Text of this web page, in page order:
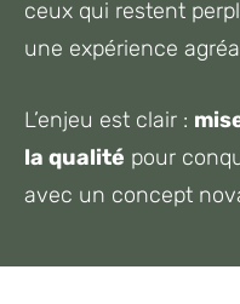
ceux qui restent
une expérience
L’enjeu est clair :
la qualité pour
avec un concept